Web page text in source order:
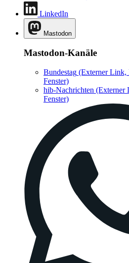
LinkedIn
Mastodon
Mastodon-Kanäle
Bundestag (Externer Link,
Fenster)
hib-Nachrichten (Externer
Fenster)